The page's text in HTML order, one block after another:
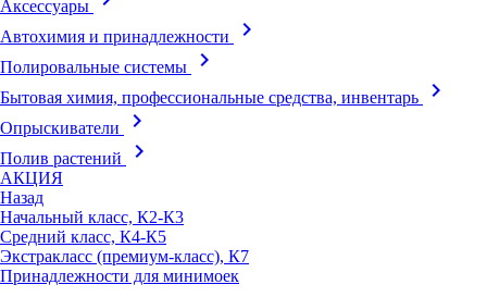
Аксессуары
Автохимия и принадлежности keyboard_arrow_right
Полировальные системы keyboard_arrow_right
Бытовая химия, профессиональные средства, инвентарь keyboard_arrow_right
Опрыскиватели keyboard_arrow_right
Полив растений keyboard_arrow_right
АКЦИЯ
Назад
Начальный класс, К2-К3
Средний класс, К4-К5
Экстракласс (премиум-класс), К7
Принадлежности для минимоек